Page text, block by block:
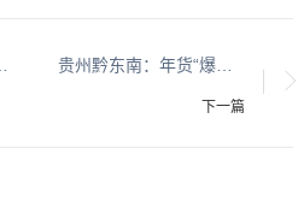
贵州黔东南：年货“爆品”送下乡 企业加班生产忙
下一篇